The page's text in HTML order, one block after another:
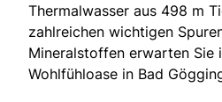
Thermalwasser aus 498 m
zahlreichen wichtigen
Mineralstoffen erwarten Sie
Wohlfühloase in Bad